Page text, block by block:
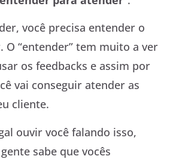
você precisa entender o
O “entender” tem muito a ver
os feedbacks e assim por
vai conseguir atender as
cliente.
ouvir você falando isso,
sabe que vocês